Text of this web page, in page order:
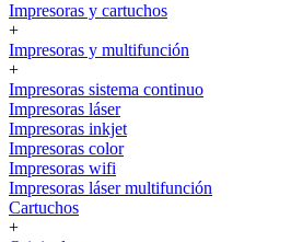
Impresoras y cartuchos
+
Impresoras y multifunción
+
Impresoras sistema continuo
Impresoras láser
Impresoras inkjet
Impresoras color
Impresoras wifi
Impresoras láser multifunción
Cartuchos
+